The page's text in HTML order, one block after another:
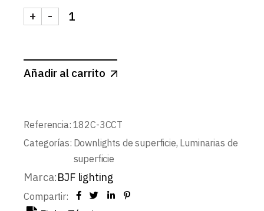
DOWNLIGHT SUPERFICIE LED BLANCO MATE
-
+
Añadir al carrito
Referencia: 182C-3CCT
Categorías: Downlights de superficie, Luminarias de
superficie
Marca:BJF lighting
Compartir: